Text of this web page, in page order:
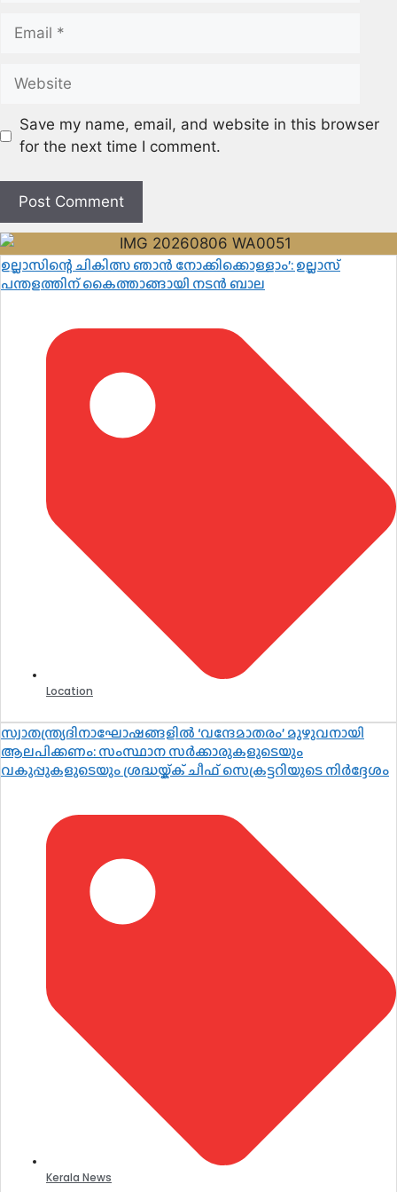
Email
Website
Save my name, email, and website in this browser
for the next time I comment.
ഉല്ലാസിന്റെ ചികിത്സ ഞാൻ നോക്കിക്കൊള്ളാം’: ഉല്ലാസ്
പന്തളത്തിന് കൈത്താങ്ങായി നടൻ ബാല
Location
സ്വാതന്ത്ര്യദിനാഘോഷങ്ങളിൽ ‘വന്ദേമാതരം’ മുഴുവനായി
ആലപിക്കണം: സംസ്ഥാന സർക്കാരുകളുടെയും
വകുപ്പുകളുടെയും ശ്രദ്ധയ്ക്ക് ചീഫ് സെക്രട്ടറിയുടെ നിർദ്ദേശം
Kerala News